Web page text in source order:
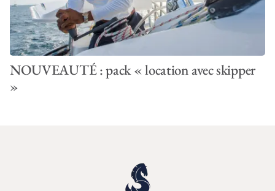
NOUVEAUTÉ : pack « location avec skipper
»